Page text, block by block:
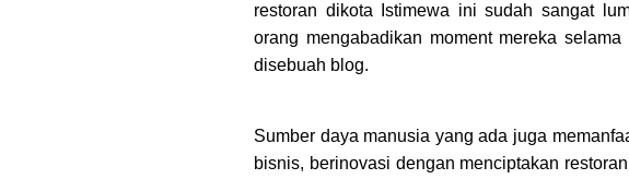
restoran dikota Istimewa ini sudah sangat
orang mengabadikan moment mereka
disebuah blog.
Sumber daya manusia yang ada juga
bisnis, berinovasi dengan menciptakan